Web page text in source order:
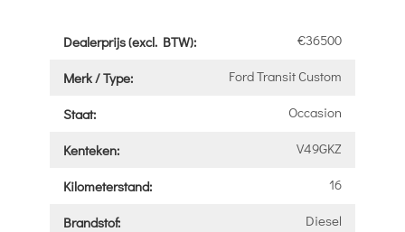
Dealerprijs (excl. BTW): €36500
Merk / Type: Ford Transit Custom
Staat: Occasion
Kenteken: V49GKZ
Kilometerstand: 16
Brandstof: Diesel